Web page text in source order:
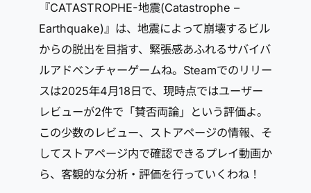
『CATASTROPHE-地震(Catastrophe –
Earthquake)』は、地震によって崩壊するビル
からの脱出を目指す、緊張感あふれるサバイバ
ルアドベンチャーゲームね。Steamでのリリー
スは2025年4月18日で、現時点ではユーザー
レビューが2件で「賛否両論」という評価よ。
この少数のレビュー、ストアページの情報、そ
してストアページ内で確認できるプレイ動画か
ら、客観的な分析・評価を行っていくわね！